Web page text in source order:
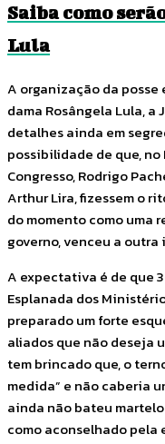
Saiba como
Lula
A organização da posse
dama Rosângela Lula,
detalhes ainda em
possibilidade de que,
Congresso, Rodrigo
Arthur Lira, fizessem o
do momento como uma
governo, venceu a outra
A expectativa é de que
Esplanada dos
preparado um forte
aliados que não deseja
tem brincado que, o
medida” e não caberia
ainda não bateu
como aconselhado pela